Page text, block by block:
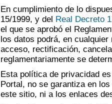
En cumplimiento de lo
15/1999, y del Real Decreto
el que se aprobó el
los datos podrá, en
acceso, rectificación,
reglamentariamente se
Esta política de privacidad
Portal, no se garantiza en
este sitio, ni a los enlaces